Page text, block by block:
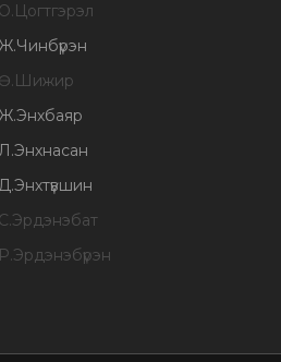
О.Цогтгэрэл
Ж.Чинбүрэн
Ө.Шижир
Ж.Энхбаяр
.Энхнасан
Д.Энхтүвшин
С.Эрдэнэбат
Р.Эрдэнэбүрэн